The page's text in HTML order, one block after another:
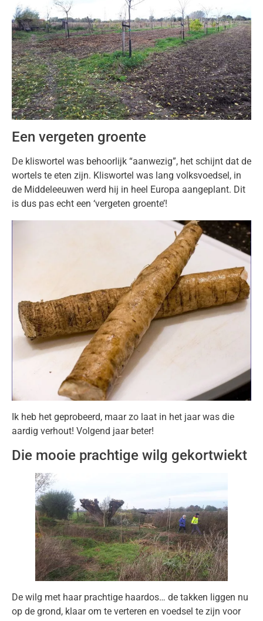
Een vergeten groente
De kliswortel was behoorlijk “aanwezig”, het schijnt dat de
wortels te eten zijn. Kliswortel was lang volksvoedsel, in
de Middeleeuwen werd hij in heel Europa aangeplant. Dit
is dus pas echt een ‘vergeten groente’!
Ik heb het geprobeerd, maar zo laat in het jaar was die
aardig verhout! Volgend jaar beter!
Die mooie prachtige wilg gekortwiekt
De wilg met haar prachtige haardos… de takken liggen nu
op de grond, klaar om te verteren en voedsel te zijn voor